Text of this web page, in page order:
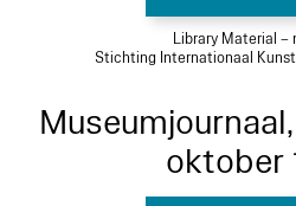
Library Material –
Stichting Internationaal
oktober